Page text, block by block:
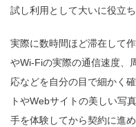
試し利用として大いに役立ち
実際に数時間ほど滞在して
やWi-Fiの実際の通信速度、
応などを自分の目で細かく
トやWebサイトの美しい写
手を体験してから契約に進